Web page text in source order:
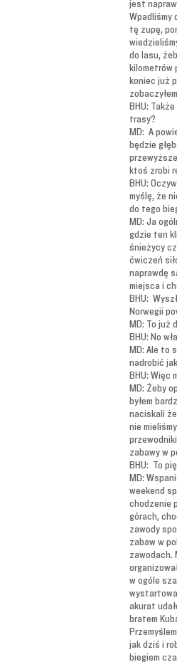
jest
Wpadliśmy
tę zupę,
do lasu,
kilometrów
koniec już
BHU:
trasy?
MD: A
będzie
ktoś zrobi
BHU:
myślę, że
do tego
MD: Ja
gdzie ten
śnieżycy
ćwiczeń
naprawdę
miejsca i
BHU:
Norwegii
MD: To już
BHU: No
MD: Ale to
nadrobić
BHU: Więc
MD: Żeby
byłem
naciskali
nie
zabawy w
BHU: To
MD:
weekend
chodzenie
górach,
zawody
zabaw w
zawodach.
w ogóle
akurat
bratem
jak dziś i
biegiem